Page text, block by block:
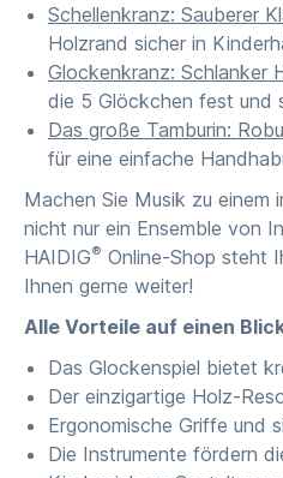
Schellenkranz: Sauberer
Holzrand sicher in
Glockenkranz: Schlanker
die 5 Glöckchen fest und
Das große Tamburin:
für eine einfache
Machen Sie Musik zu einem
nicht nur ein Ensemble von
HAIDIG® Online-Shop steht
Ihnen gerne weiter!
Alle Vorteile auf einen
Das Glockenspiel bietet
Der einzigartige Holz-
Ergonomische Griffe und
Die Instrumente fördern